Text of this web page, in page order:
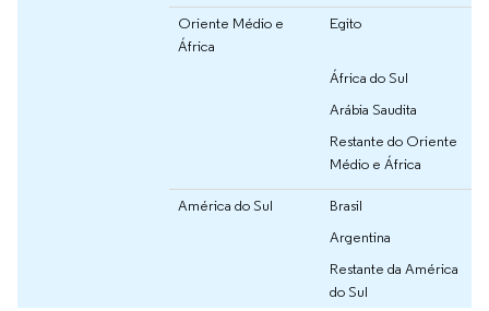
Oriente Médio e
África
Egito
África do Sul
Arábia Saudita
Restante do Oriente
Médio e África
América do Sul
Brasil
Argentina
Restante da América
do Sul